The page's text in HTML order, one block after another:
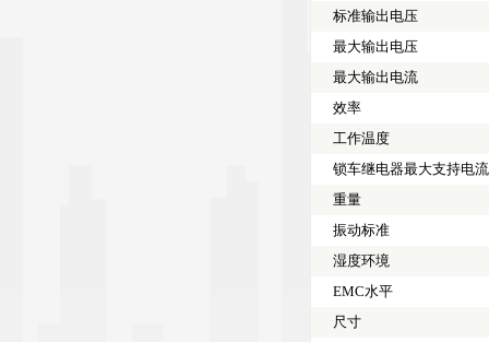
标准输出电压
最大输出电压
最大输出电流
效率
工作温度
锁车继电器最大支持电流
重量
振动标准
湿度环境
EMC水平
尺寸